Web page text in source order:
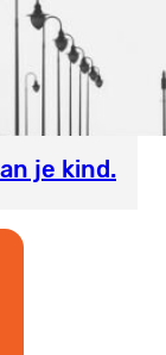
je kind.